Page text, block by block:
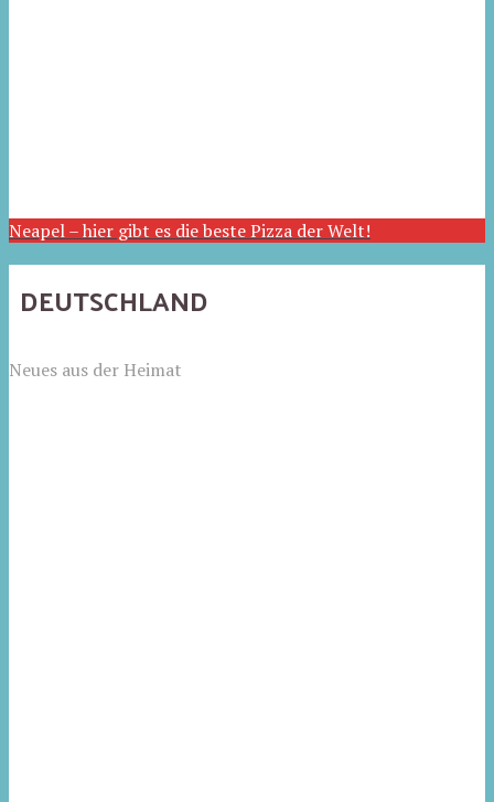
Neapel – hier gibt es die beste Pizza der Welt!
DEUTSCHLAND
Neues aus der Heimat